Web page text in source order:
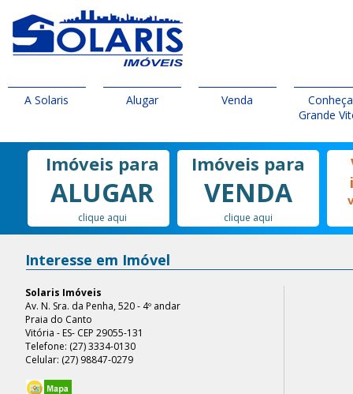
A Solaris Alugar Venda
Grande
Imóveis para
ALUGAR
clique aqui
Imóveis para
VENDA
clique aqui
Interesse em Imóvel
Solaris Imóveis
Av. N. Sra. da Penha, 520 - 4º andar
Praia do Canto
Vitória - ES- CEP 29055-131
Telefone: (27) 3334-0130
Celular: (27) 98847-0279